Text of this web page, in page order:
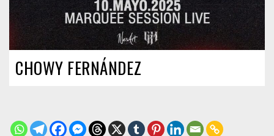
CHOWY FERNÁNDEZ